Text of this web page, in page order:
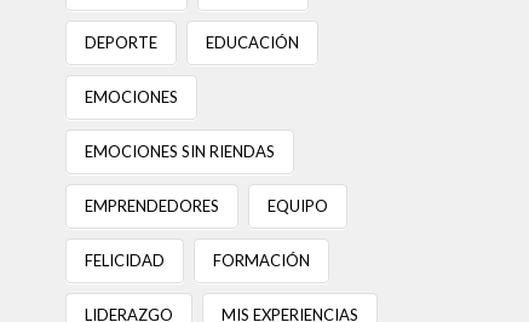
DEPORTE EDUCACIÓN
EMOCIONES
EMOCIONES SIN RIENDAS
EMPRENDEDORES EQUIPO
FELICIDAD FORMACIÓN
LIDERAZGO MIS EXPERIENCIAS